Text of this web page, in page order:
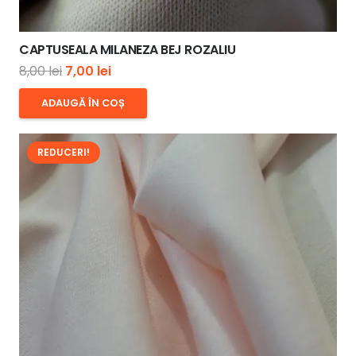
CAPTUSEALA MILANEZA BEJ ROZALIU
8,00lei Prețul
inițial
a
fost:
8,00 lei.
7,00 leiPrețul
curent
este:
7,00 lei.
ADAUGĂ ÎN COȘ
REDUCERI!